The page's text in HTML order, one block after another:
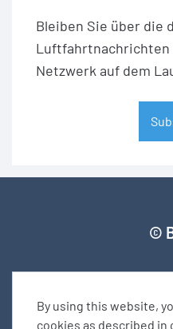
By using this website,
cookies as described in
Bleiben Sie über die
Luftfahrtnachrichten
Netzwerk auf dem
©
Seitenverzeichnis